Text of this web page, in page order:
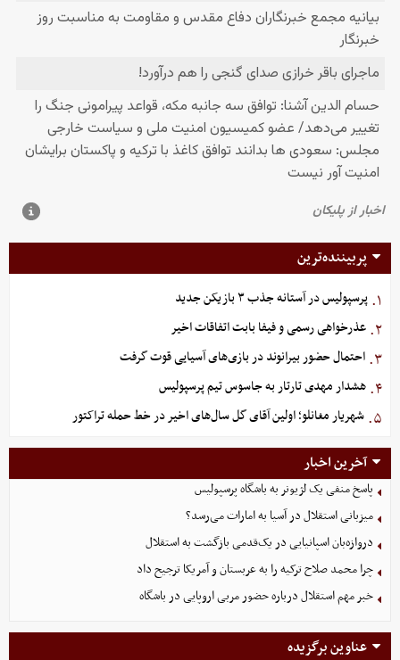
پربیننده‌ترین
۱. پرسپولیس در آستانه جذب ۳ بازیکن جدید
۲. عذرخواهی رسمی و فیفا بابت اتفاقات اخیر
۳. احتمال حضور بیرانوند در بازی‌های آسیایی قوت گرفت
۴. هشدار مهدی تارتار به جاسوس تیم پرسپولیس
۵. شهریار مغانلو؛ اولین آقای گل سال‌های اخیر در خط حمله تراکتور
آخرین اخبار
پاسخ منفی یک لژیونر به باشگاه پرسپولیس
میزبانی استقلال در آسیا به امارات می‌رسد؟
دروازه‌بان اسپانیایی در یک‌قدمی بازگشت به استقلال
چرا محمد صلاح ترکیه را به عربستان و آمریکا ترجیح داد
خبر مهم استقلال درباره حضور مربی اروپایی در باشگاه
عناوین برگزیده